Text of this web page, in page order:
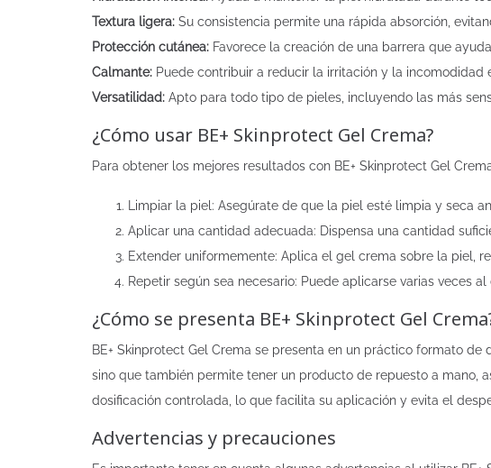
Textura ligera: Su consistencia permite una rápida absorción,
Protección cutánea: Favorece la creación de una barrera que
Calmante: Puede contribuir a reducir la irritación y la incomodidad
Versatilidad: Apto para todo tipo de pieles, incluyendo las más
¿Cómo usar BE+ Skinprotect Gel Crema?
Para obtener los mejores resultados con BE+ Skinprotect Gel
Limpiar la piel: Asegúrate de que la piel esté limpia y seca
Aplicar una cantidad adecuada: Dispensa una cantidad
Extender uniformemente: Aplica el gel crema sobre la piel,
Repetir según sea necesario: Puede aplicarse varias veces
¿Cómo se presenta BE+ Skinprotect Gel
BE+ Skinprotect Gel Crema se presenta en un práctico formato
sino que también permite tener un producto de repuesto a mano,
dosificación controlada, lo que facilita su aplicación y evita el
Advertencias y precauciones